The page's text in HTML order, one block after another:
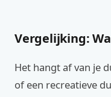
Vergelijking:
Het hangt af van je
of een recreatieve